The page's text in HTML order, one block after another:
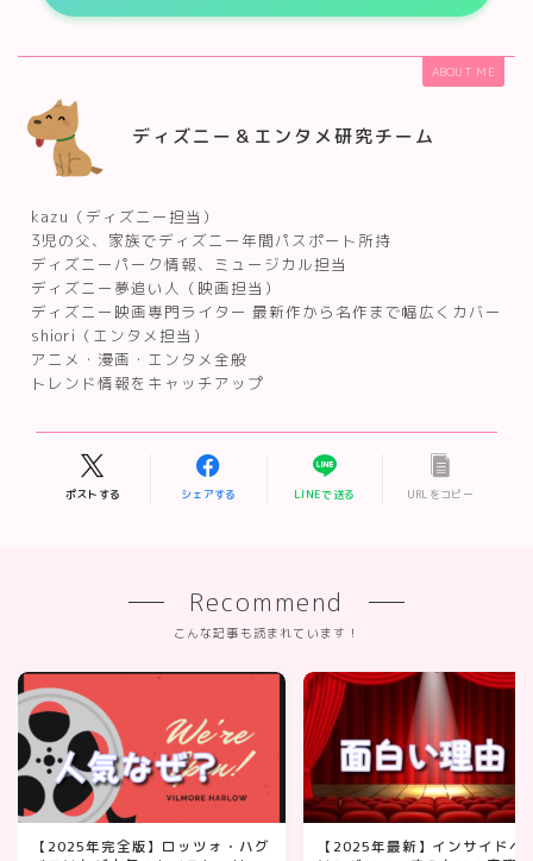
ABOUT ME
ディズニー＆エンタメ研究チーム
kazu（ディズニー担当）
3児の父、家族でディズニー年間パスポート所持
ディズニーパーク情報、ミュージカル担当
ディズニー夢追い人（映画担当）
ディズニー映画専門ライター 最新作から名作まで幅広くカバー
shiori（エンタメ担当）
アニメ・漫画・エンタメ全般
トレンド情報をキャッチアップ
ポストする シェアする LINEで送る URLをコピー
Recommend
こんな記事も読まれています！
【2025年完全版】ロッツォ・ハグ
【2025年最新】インサイドヘ